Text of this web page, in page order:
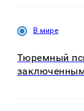
В мире
Тюремный